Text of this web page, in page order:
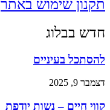
תקנון שימוש באתר
חדש בבלוג
להסתכל בעיניים
דצמבר 9, 2025
קווי חיים – נשות יודפת